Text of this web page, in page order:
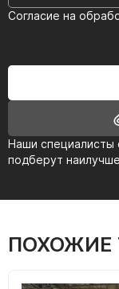
Наши специалисты
подберут
Согласие на
ПОХОЖИЕ